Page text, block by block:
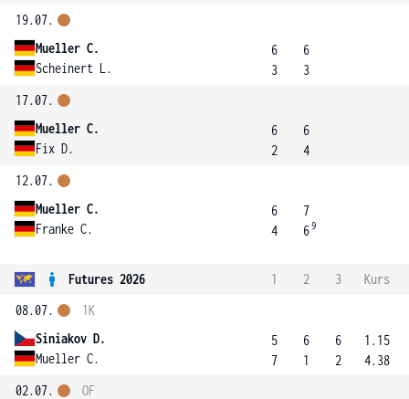
19.07.
Mueller C.
Scheinert L.
6
3
6
3
17.07.
Mueller C.
Fix D.
6
2
6
4
12.07.
Mueller C.
Franke C.
6
4
7
69
Futures 2026 1 2 3
Kurs
08.07.
Siniakov D.
Mueller C.
1K
5
7
6
1
6
2
1.15
4.38
02.07.
OF